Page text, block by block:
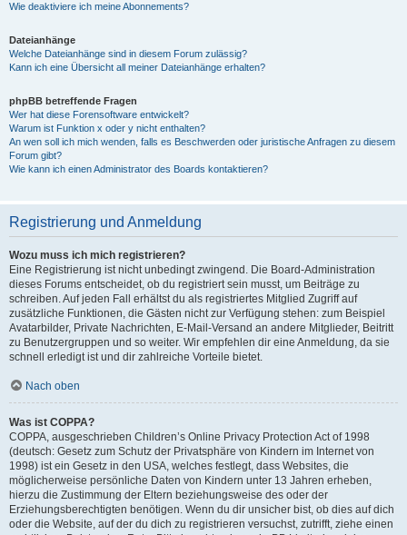
Wie deaktiviere ich meine Abonnements?
Dateianhänge
Welche Dateianhänge sind in diesem Forum zulässig?
Kann ich eine Übersicht all meiner Dateianhänge erhalten?
phpBB betreffende Fragen
Wer hat diese Forensoftware entwickelt?
Warum ist Funktion x oder y nicht enthalten?
An wen soll ich mich wenden, falls es Beschwerden oder juristische Anfragen zu diesem
Forum gibt?
Wie kann ich einen Administrator des Boards kontaktieren?
Registrierung und Anmeldung
Wozu muss ich mich registrieren?
Eine Registrierung ist nicht unbedingt zwingend. Die Board-Administration
dieses Forums entscheidet, ob du registriert sein musst, um Beiträge zu
schreiben. Auf jeden Fall erhältst du als registriertes Mitglied Zugriff auf
zusätzliche Funktionen, die Gästen nicht zur Verfügung stehen: zum Beispiel
Avatarbilder, Private Nachrichten, E-Mail-Versand an andere Mitglieder, Beitritt
zu Benutzergruppen und so weiter. Wir empfehlen dir eine Anmeldung, da sie
schnell erledigt ist und dir zahlreiche Vorteile bietet.
Nach oben
Was ist COPPA?
COPPA, ausgeschrieben Children’s Online Privacy Protection Act of 1998
(deutsch: Gesetz zum Schutz der Privatsphäre von Kindern im Internet von
1998) ist ein Gesetz in den USA, welches festlegt, dass Websites, die
möglicherweise persönliche Daten von Kindern unter 13 Jahren erheben,
hierzu die Zustimmung der Eltern beziehungsweise des oder der
Erziehungsberechtigten benötigen. Wenn du dir unsicher bist, ob dies auf dich
oder die Website, auf der du dich zu registrieren versuchst, zutrifft, ziehe einen